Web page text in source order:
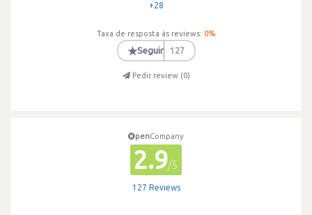
+28
Taxa de resposta às reviews: 0%
★Seguir 127
Pedir review (0)
penCompany
2.9/5
127 Reviews